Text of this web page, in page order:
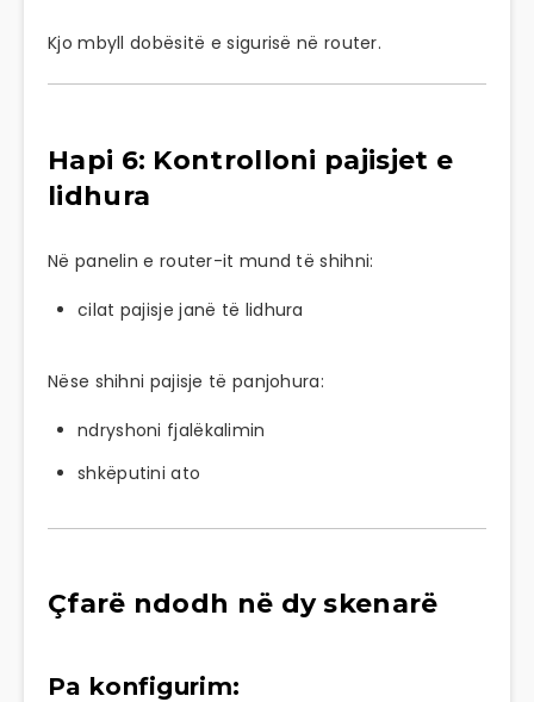
Kjo mbyll dobësitë e sigurisë në router.
Hapi 6: Kontrolloni pajisjet e
lidhura
Në panelin e router-it mund të shihni:
cilat pajisje janë të lidhura
Nëse shihni pajisje të panjohura:
ndryshoni fjalëkalimin
shkëputini ato
Çfarë ndodh në dy skenarë
Pa konfigurim: